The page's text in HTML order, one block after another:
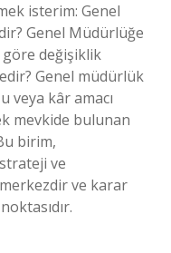
isterim: Genel
Genel Müdürlüğe
göre değişiklik
Genel müdürlük
kâr amacı
mevkide bulunan
birim,
ve
ve karar